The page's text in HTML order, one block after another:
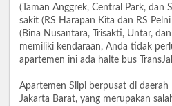
(Taman Anggrek, Central Park, dan
sakit (RS Harapan Kita dan RS
(Bina Nusantara, Trisakti, Untar,
memiliki kendaraan, Anda tidak
apartemen ini ada halte bus
Apartemen Slipi berpusat di daerah
Jakarta Barat, yang merupakan